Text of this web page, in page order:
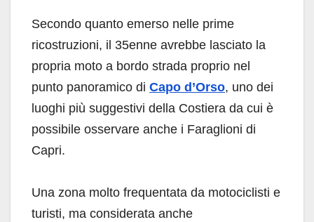
Secondo quanto emerso nelle prime
ricostruzioni, il 35enne avrebbe lasciato la
propria moto a bordo strada proprio nel
punto panoramico di Capo d’Orso, uno dei
luoghi più suggestivi della Costiera da cui è
possibile osservare anche i Faraglioni di
Capri.
Una zona molto frequentata da motociclisti e
turisti, ma considerata anche